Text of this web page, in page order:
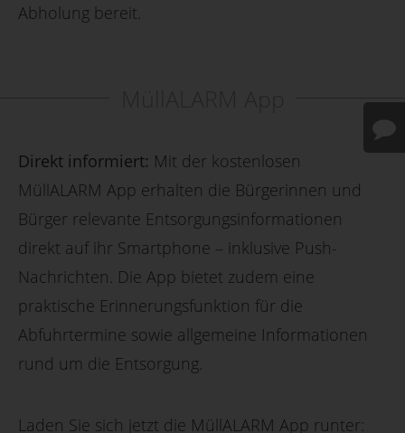
Abholung bereit.
Direkt informiert: Mit der kostenlosen
MüllALARM App erhalten die Bürgerinnen und
Bürger relevante Entsorgungsinformationen
direkt auf ihr Smartphone – inklusive Push-
Nachrichten. Die App bietet zudem eine
praktische Erinnerungsfunktion für die
Abfuhrtermine sowie allgemeine Informationen
rund um die Entsorgung.
Laden Sie sich jetzt die MüllALARM App runter: